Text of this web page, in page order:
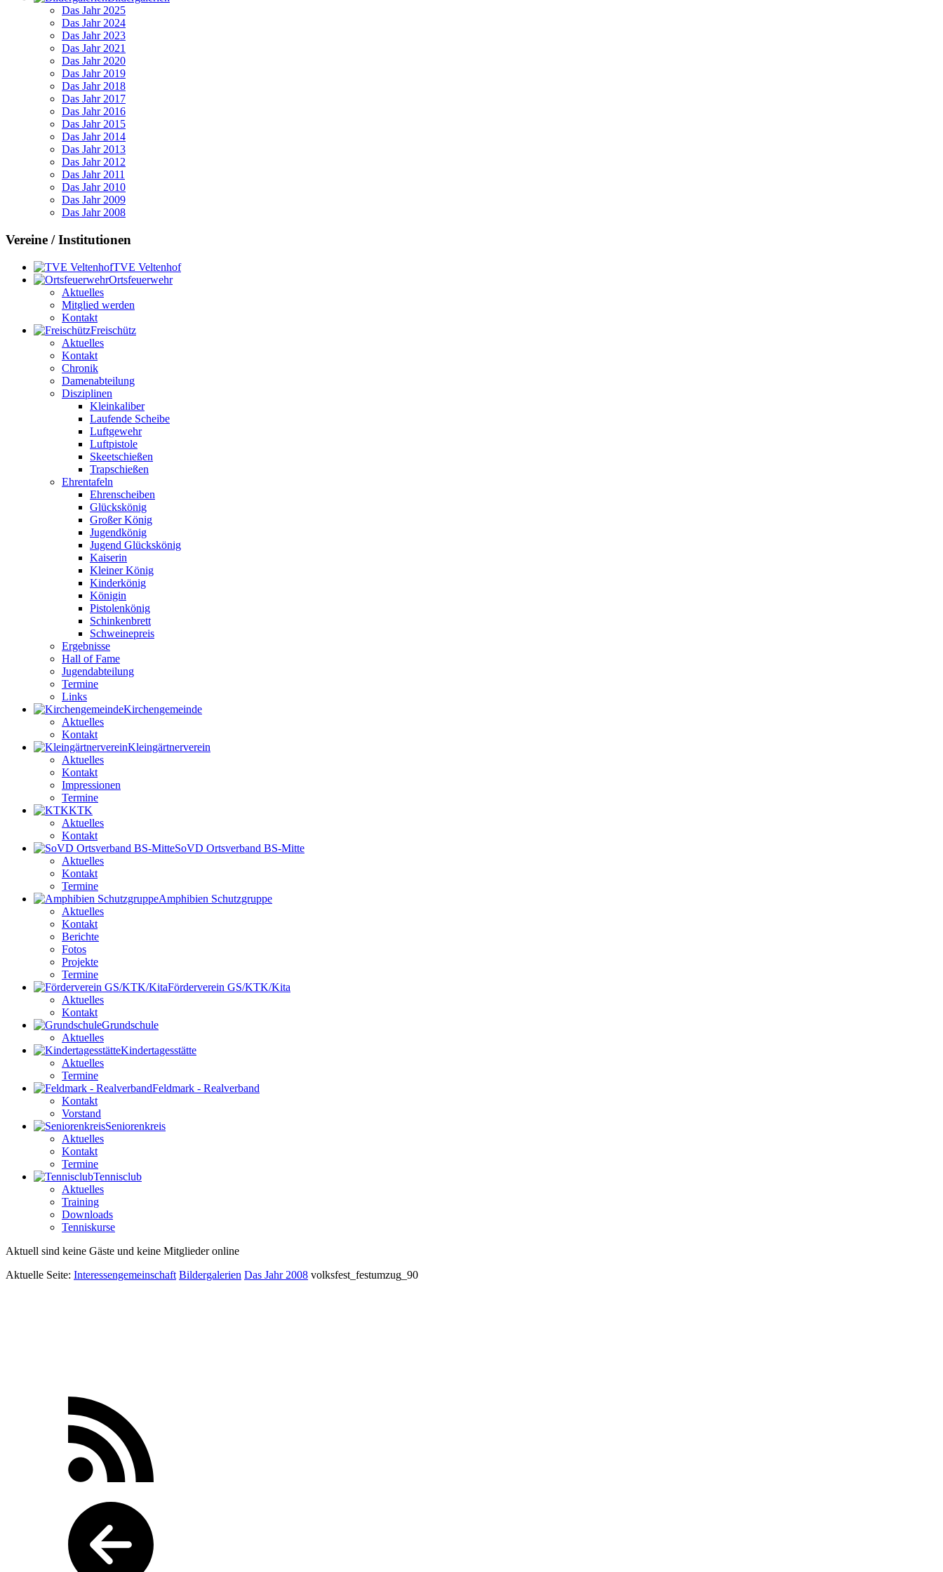
Das Jahr 2025
Das Jahr 2024
Das Jahr 2023
Das Jahr 2021
Das Jahr 2020
Das Jahr 2019
Das Jahr 2018
Das Jahr 2017
Das Jahr 2016
Das Jahr 2015
Das Jahr 2014
Das Jahr 2013
Das Jahr 2012
Das Jahr 2011
Das Jahr 2010
Das Jahr 2009
Das Jahr 2008
Vereine / Institutionen
TVE Veltenhof
Ortsfeuerwehr
Aktuelles
Mitglied werden
Kontakt
Freischütz
Aktuelles
Kontakt
Chronik
Damenabteilung
Disziplinen
Kleinkaliber
Laufende Scheibe
Luftgewehr
Luftpistole
Skeetschießen
Trapschießen
Ehrentafeln
Ehrenscheiben
Glückskönig
Großer König
Jugendkönig
Jugend Glückskönig
Kaiserin
Kleiner König
Kinderkönig
Königin
Pistolenkönig
Schinkenbrett
Schweinepreis
Ergebnisse
Hall of Fame
Jugendabteilung
Termine
Links
Kirchengemeinde
Aktuelles
Kontakt
Kleingärtnerverein
Aktuelles
Kontakt
Impressionen
Termine
KTK
Aktuelles
Kontakt
SoVD Ortsverband BS-Mitte
Aktuelles
Kontakt
Termine
Amphibien Schutzgruppe
Aktuelles
Kontakt
Berichte
Fotos
Projekte
Termine
Förderverein GS/KTK/Kita
Aktuelles
Kontakt
Grundschule
Aktuelles
Kindertagesstätte
Aktuelles
Termine
Feldmark - Realverband
Kontakt
Vorstand
Seniorenkreis
Aktuelles
Kontakt
Termine
Tennisclub
Aktuelles
Training
Downloads
Tenniskurse
Aktuell sind keine Gäste und keine Mitglieder online
Aktuelle Seite: Interessengemeinschaft Bildergalerien Das Jahr 2008 volksfest_festumzug_90